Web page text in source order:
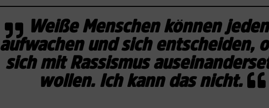
Weiße Menschen können
aufwachen und sich entscheiden,
sich mit Rassismus
wollen. Ich kann das nicht.